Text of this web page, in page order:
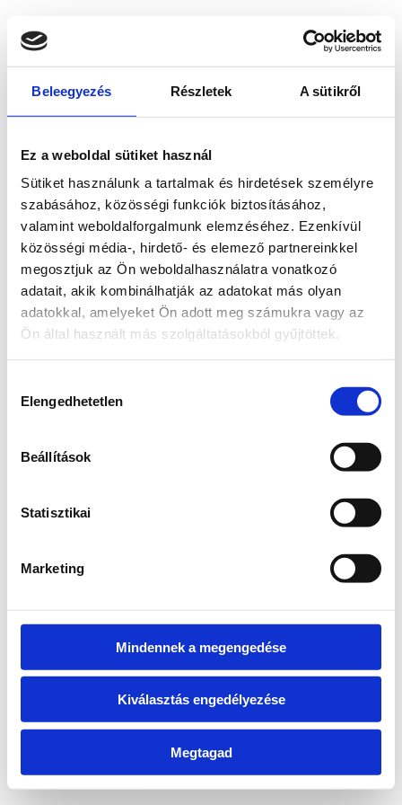
Beleegyezés Részletek A sütikről
Ez a weboldal sütiket használ
Sütiket használunk a tartalmak és hirdetések személyre
szabásához, közösségi funkciók biztosításához,
valamint weboldalforgalmunk elemzéséhez. Ezenkívül
közösségi média-, hirdető- és elemező partnereinkkel
megosztjuk az Ön weboldalhasználatra vonatkozó
adatait, akik kombinálhatják az adatokat más olyan
adatokkal, amelyeket Ön adott meg számukra vagy az
Ön által használt más szolgáltatásokból gyűjtöttek.
kiválasztása
Elengedhetetlen
Beállítások
Statisztikai
Marketing
Mindennek a megengedése
Kiválasztás engedélyezése
Megtagad
loadingwww.bicapp.hu
(see the browser console for more